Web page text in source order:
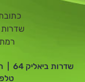
שדרות
רמת